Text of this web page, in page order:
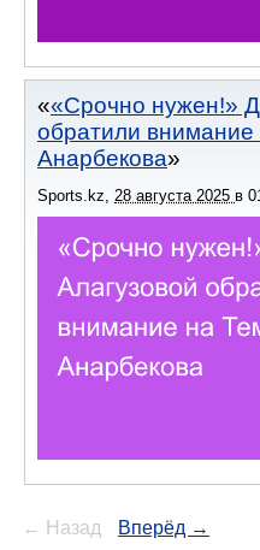
«Срочно нужен!»
обратили
Анарбекова
Sports.kz, 28 августа 2025 в
← Назад Вперёд →